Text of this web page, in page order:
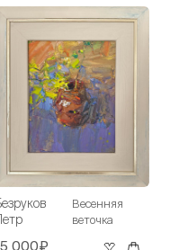
Весенняя
веточка
000₽